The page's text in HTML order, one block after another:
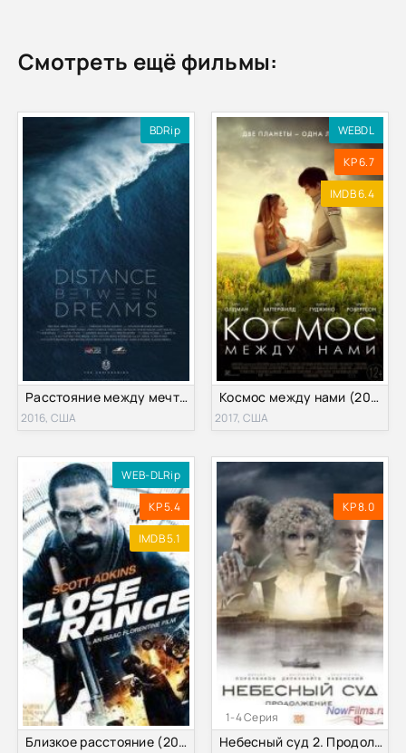
Смотреть ещё фильмы:
BDRip
Расстояние между мечтами (2016)
2016, США
WEBDL
KP 6.7
IMDB 6.4
Космос между нами (2017)
2017, США
WEB-DLRip
KP 5.4
IMDB 5.1
Близкое расстояние (2015)
1-4 Серия
KP 8.0
Небесный суд 2. Продолжение (2014)